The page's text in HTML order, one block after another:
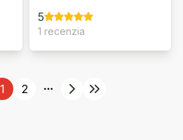
5
1 recenzia
1 2
More pages